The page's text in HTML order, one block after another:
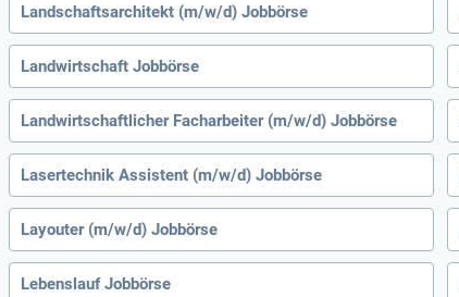
Landschaftsarchitekt (m/w/d) Jobbörse
Landwirtschaft Jobbörse
Landwirtschaftlicher Facharbeiter (m/w/d) Jobbörse
Lasertechnik Assistent (m/w/d) Jobbörse
Layouter (m/w/d) Jobbörse
Lebenslauf Jobbörse